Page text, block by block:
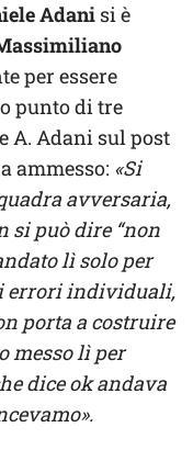
Adani si è
per essere
punto di tre
A. Adani sul post
ammesso: «Si
avversaria,
si può dire “non
lì solo per
errori individuali,
porta a costruire
messo lì per
dice ok andava